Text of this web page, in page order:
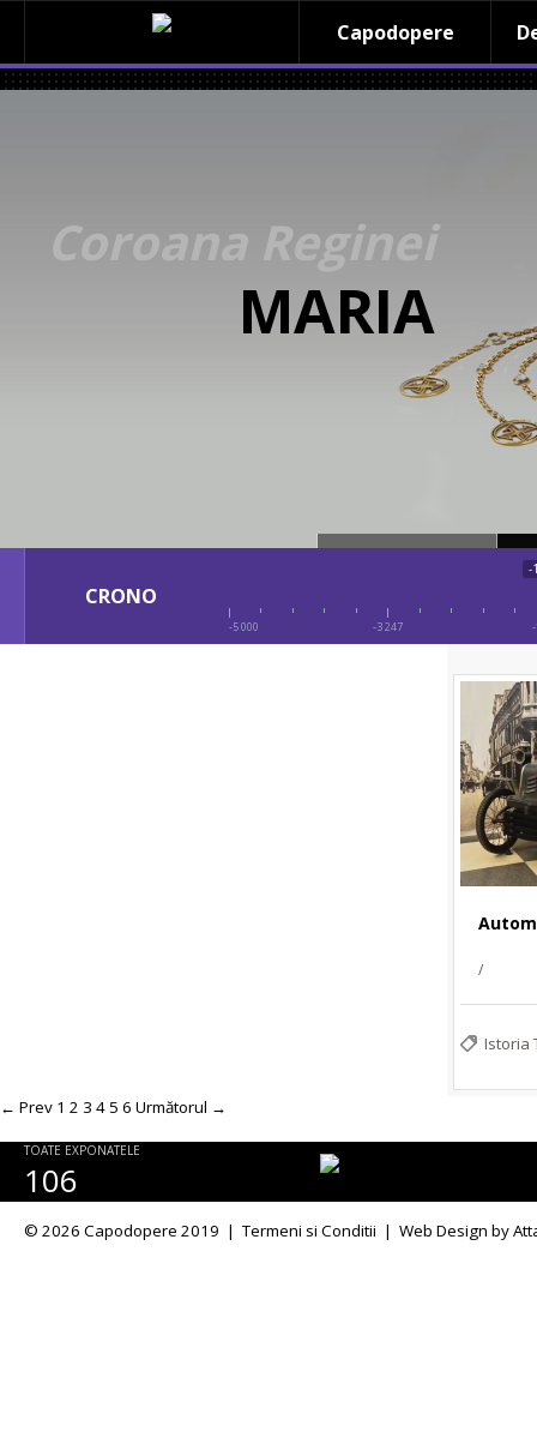
Capodopere
Coroana Reginei
MARIA
CRONO
-
-5 000 -3 247
/
Istoria
← Prev 1 2 3 4 5 6 Următorul →
TOATE EXPONATELE
106
© 2026 Capodopere 2019 |Termeni si Conditii | Web Design by